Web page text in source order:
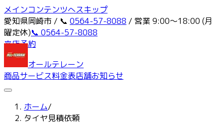
メインコンテンツへスキップ
愛知県岡崎市 / 📞 0564-57-8088 / 営業 9:00〜18:00 (月
曜定休)📞 0564-57-8088
来店予約
オールテレーン
商品サービス料金表店舗お知らせ
ホーム/
タイヤ見積依頼